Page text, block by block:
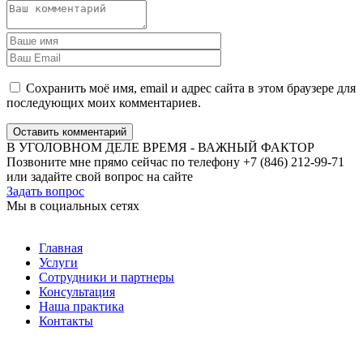
Сохранить моё имя, email и адрес сайта в этом браузере для
последующих моих комментариев.
Оставить комментарий
В УГОЛОВНОМ ДЕЛЕ ВРЕМЯ - ВАЖНЫЙ ФАКТОР
Позвоните мне прямо сейчас по телефону +7 (846) 212-99-71
или задайте свой вопрос на сайте
Задать вопрос
Мы в социальных сетях
Главная
Услуги
Сотрудники и партнеры
Консультация
Наша практика
Контакты